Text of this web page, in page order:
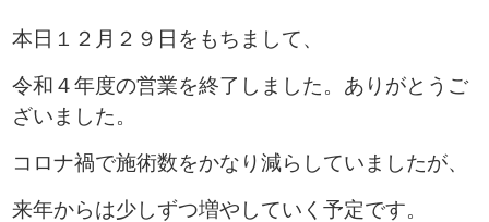
本日１２月２９日をもちまして、
令和４年度の営業を終了しました。ありがとうご
ざいました。
コロナ禍で施術数をかなり減らしていましたが、
来年からは少しずつ増やしていく予定です。